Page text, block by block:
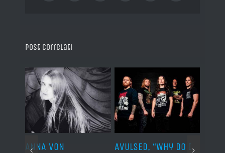
Post correlati
ANNA VON
AVULSED, “Why Do I